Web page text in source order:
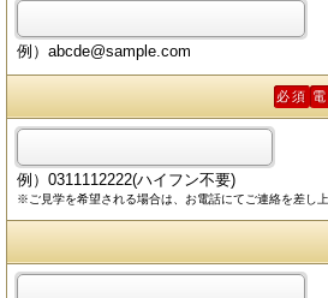
例）abcde@sample.com
必須
例）0311112222(ハイフン不要)
※ご見学を希望される場合は、お電話にてご連絡を差し